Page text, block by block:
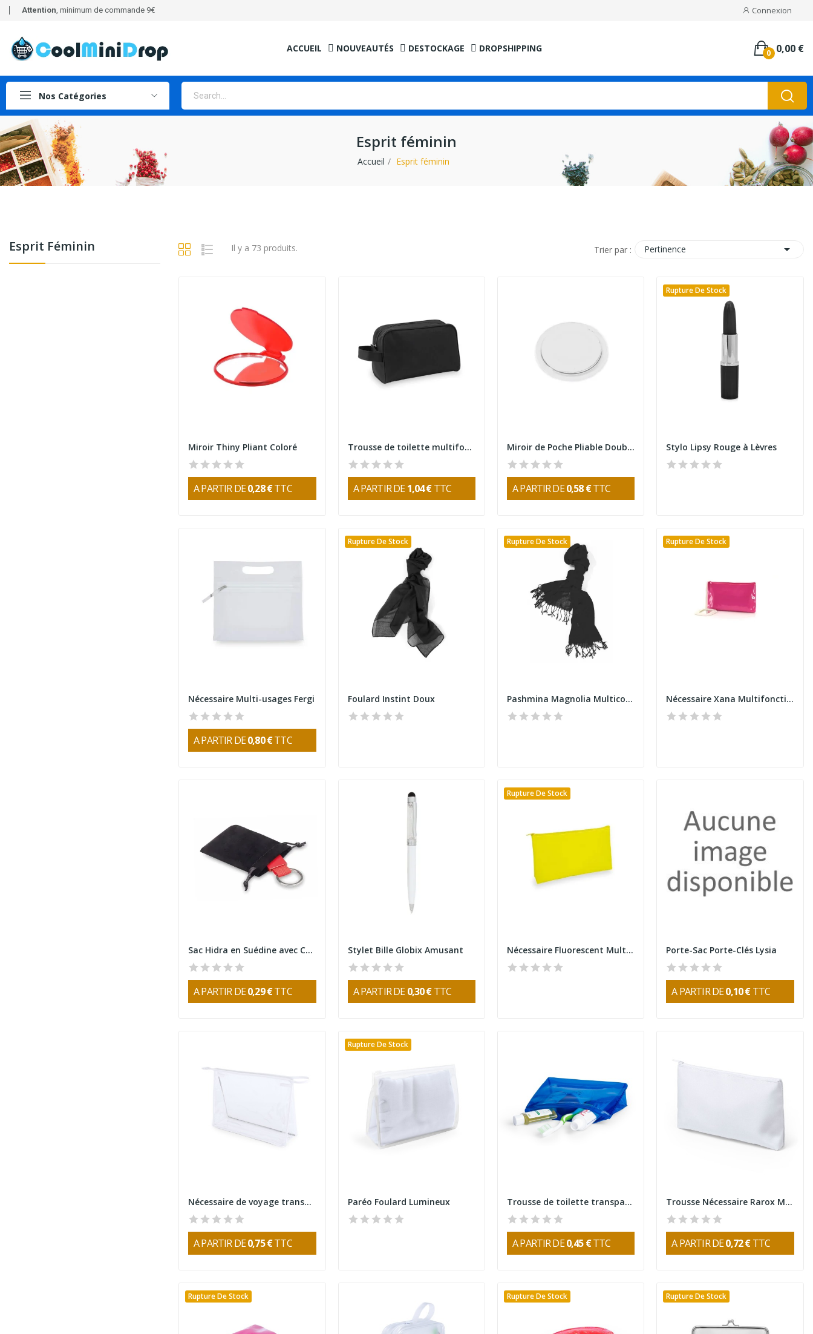
Attention, minimum de commande 9€ Connexion
ACCUEIL NOUVEAUTÉS DESTOCKAGE DROPSHIPPING 0,00 €
0
Nos Catégories
Esprit féminin
Accueil Esprit féminin
Esprit Féminin Il y a 73 produits. Trier par : Pertinence 
Miroir Thiny Pliant Coloré
A PARTIR DE0,28 €TTC
Trousse de toilette multifonctions Trevi
A PARTIR DE1,04 € TTC
Miroir de Poche Pliable Double Face avec...
A PARTIR DE0,58 €TTC
Rupture De Stock
Stylo Lipsy Rouge à Lèvres
Nécessaire Multi-usages Fergi
A PARTIR DE0,80 €TTC
Rupture De Stock
Foulard Instint Doux
Rupture De Stock
Pashmina Magnolia Multicolore
Rupture De Stock
Nécessaire Xana Multifonctions
Sac Hidra en Suédine avec Cordon
A PARTIR DE0,29 €TTC
Stylet Bille Globix Amusant
A PARTIR DE0,30 € TTC
Rupture De Stock
Nécessaire Fluorescent Multifonction Porte-Sac Porte-Clés Lysia
A PARTIR DE0,10 € TTC
Nécessaire de voyage transparent en PVC
A PARTIR DE0,75 €TTC
Rupture De Stock
Paréo Foulard Lumineux Trousse de toilette transparente Iriam
A PARTIR DE0,45 €TTC
Trousse Nécessaire Rarox Multifonctions
A PARTIR DE0,72 € TTC
Rupture De Stock Rupture De Stock Rupture De Stock